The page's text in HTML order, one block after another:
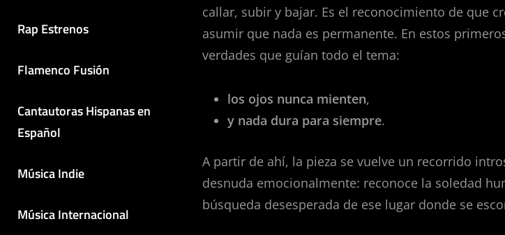
Rap Estrenos
Flamenco Fusión
Cantautoras Hispanas en
Español
Música Indie
Música Internacional
callar, subir y bajar. Es el reconocimiento de que
asumir que nada es permanente. En estos
verdades que guían todo el tema:
los ojos nunca mienten,
y nada dura para siempre.
A partir de ahí, la pieza se vuelve un recorrido
desnuda emocionalmente: reconoce la soledad
búsqueda desesperada de ese lugar donde se